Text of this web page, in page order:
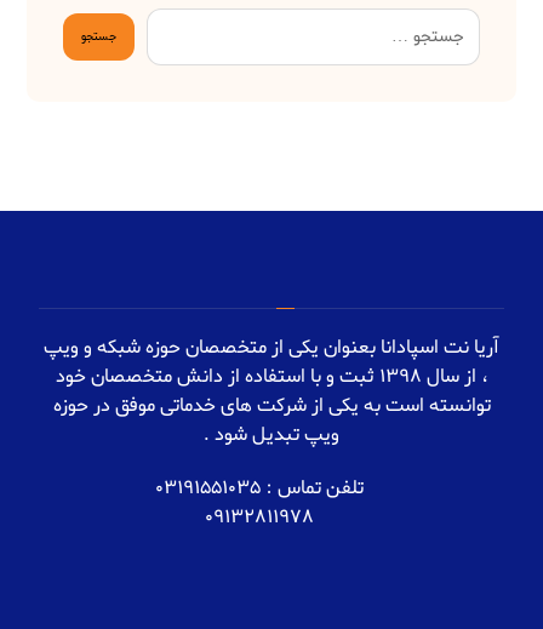
آریا نت اسپادانا بعنوان یکی از متخصصان حوزه شبکه و ویپ
، از سال 1398 ثبت و با استفاده از دانش متخصصان خود
توانسته است به یکی از شرکت های خدماتی موفق در حوزه
ویپ تبدیل شود .
تلفن تماس : 03191551035
09132811978